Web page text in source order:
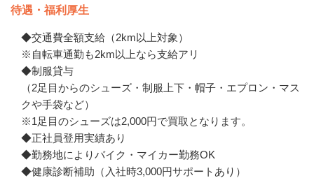
待遇・福利厚生
◆交通費全額支給（2km以上対象）
※自転車通勤も2km以上なら支給アリ
◆制服貸与
（2足目からのシューズ・制服上下・帽子・エプロン・マス
クや手袋など）
※1足目のシューズは2,000円で買取となります。
◆正社員登用実績あり
◆勤務地によりバイク・マイカー勤務OK
◆健康診断補助（入社時3,000円サポートあり）